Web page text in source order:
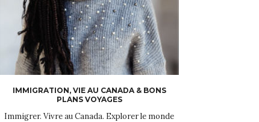
IMMIGRATION, VIE AU CANADA & BONS
PLANS VOYAGES
Immigrer. Vivre au Canada. Explorer le monde